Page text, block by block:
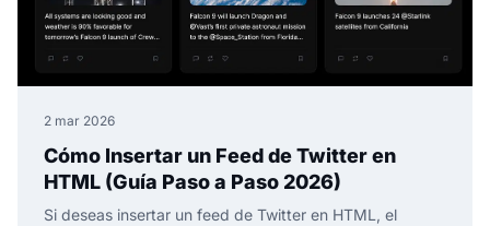
2 mar 2026
Cómo Insertar un Feed de Twitter en
HTML (Guía Paso a Paso 2026)
Si deseas insertar un feed de Twitter en HTML, el